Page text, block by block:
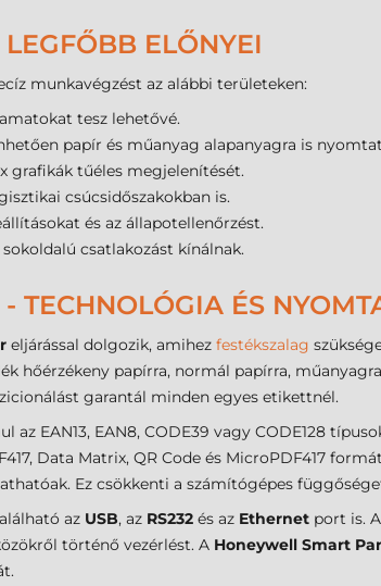
ELŐNYEI
munkavégzést az alábbi területeken:
tesz lehetővé.
papír és műanyag alapanyagra is
grafikák tűéles megjelenítését.
csúcsidőszakokban is.
és az állapotellenőrzést.
csatlakozást kínálnak.
TECHNOLÓGIA ÉS
eljárással dolgozik, amihez festékszalag
hőérzékeny papírra, normál papírra,
garantál minden egyes etikettnél.
EAN13, EAN8, CODE39 vagy CODE128
Data Matrix, QR Code és MicroPDF417
Ez csökkenti a számítógépes
az USB, az RS232 és az Ethernet port is.
történő vezérlést. A Honeywell Smart